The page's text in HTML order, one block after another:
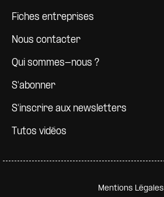
Fiches entreprises
Nous contacter
Qui sommes-nous ?
S'abonner
S'inscrire aux newsletters
Tutos vidéos
Pied de page secondaire
Mentions Légales